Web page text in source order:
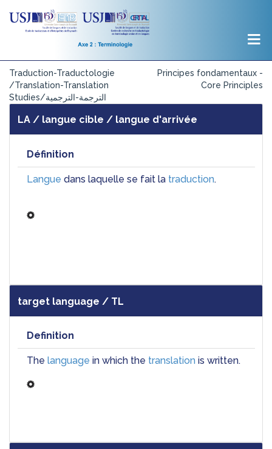
Traduction-Traductologie
/Translation-Translation
Studies/الترجمة-الترجمية
Principes fondamentaux -
Core Principles
LA / langue cible / langue d'arrivée
Définition
Langue dans laquelle se fait la traduction.
target language / TL
Definition
The language in which the translation is written.